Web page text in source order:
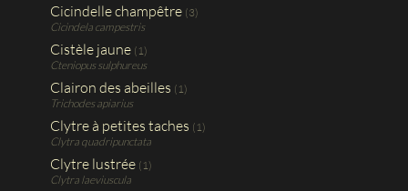
Cicindelle champêtre (3)
Cicindela campestris
Cistèle jaune (1)
Cteniopus sulphureus
Clairon des abeilles (1)
Trichodes apiarius
Clytre à petites taches (1)
Clytra quadripunctata
Clytre lustrée (1)
Clytra laeviuscula